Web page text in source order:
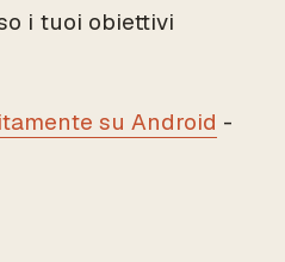
i tuoi obiettivi
su Android -